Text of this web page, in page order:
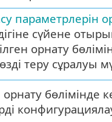
параметрлерін
сүйене
орнату
теру сұралуы
бөлімінде